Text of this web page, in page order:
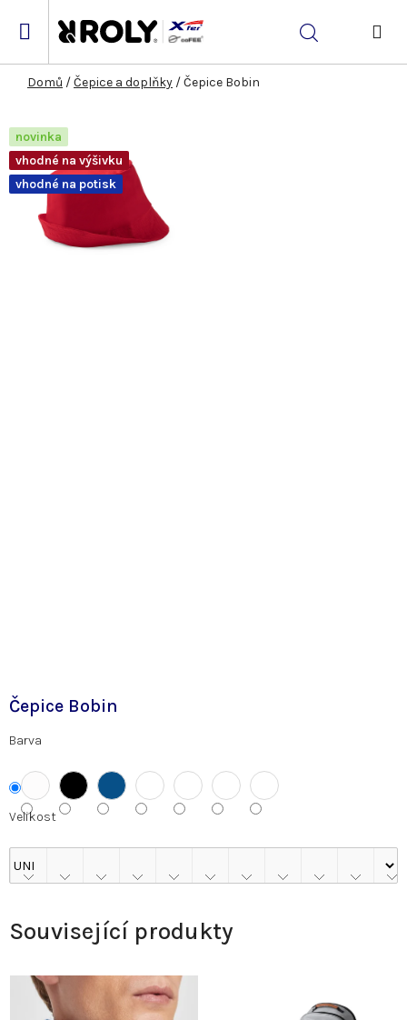
Hledat
Domů /Čepice a doplňky /Čepice Bobin
Čepice Bobin
Barva
Velikost
novinka
vhodné na výšivku
vhodné na potisk
Související produkty